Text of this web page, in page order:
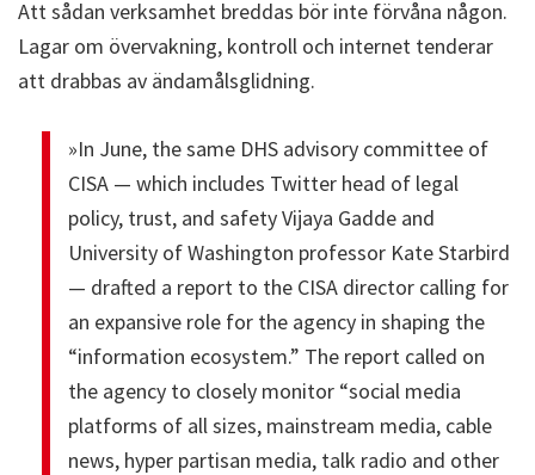
Att sådan verksamhet breddas bör inte förvåna någon.
Lagar om övervakning, kontroll och internet tenderar
att drabbas av ändamålsglidning.
»In June, the same DHS advisory committee of
CISA — which includes Twitter head of legal
policy, trust, and safety Vijaya Gadde and
University of Washington professor Kate Starbird
— drafted a report to the CISA director calling for
an expansive role for the agency in shaping the
“information ecosystem.” The report called on
the agency to closely monitor “social media
platforms of all sizes, mainstream media, cable
news, hyper partisan media, talk radio and other